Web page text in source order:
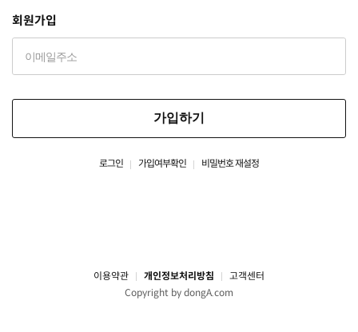
회원가입
가입하기
로그인 가입여부확인 비밀번호 재설정
이용약관 개인정보처리방침
고객센터
Copyright by dongA.com